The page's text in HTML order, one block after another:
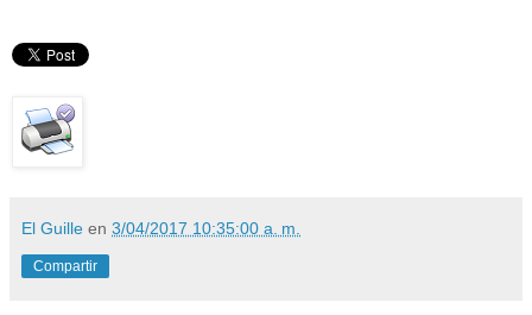
El Guille en 3/04/2017 10:35:00 a. m.
Compartir